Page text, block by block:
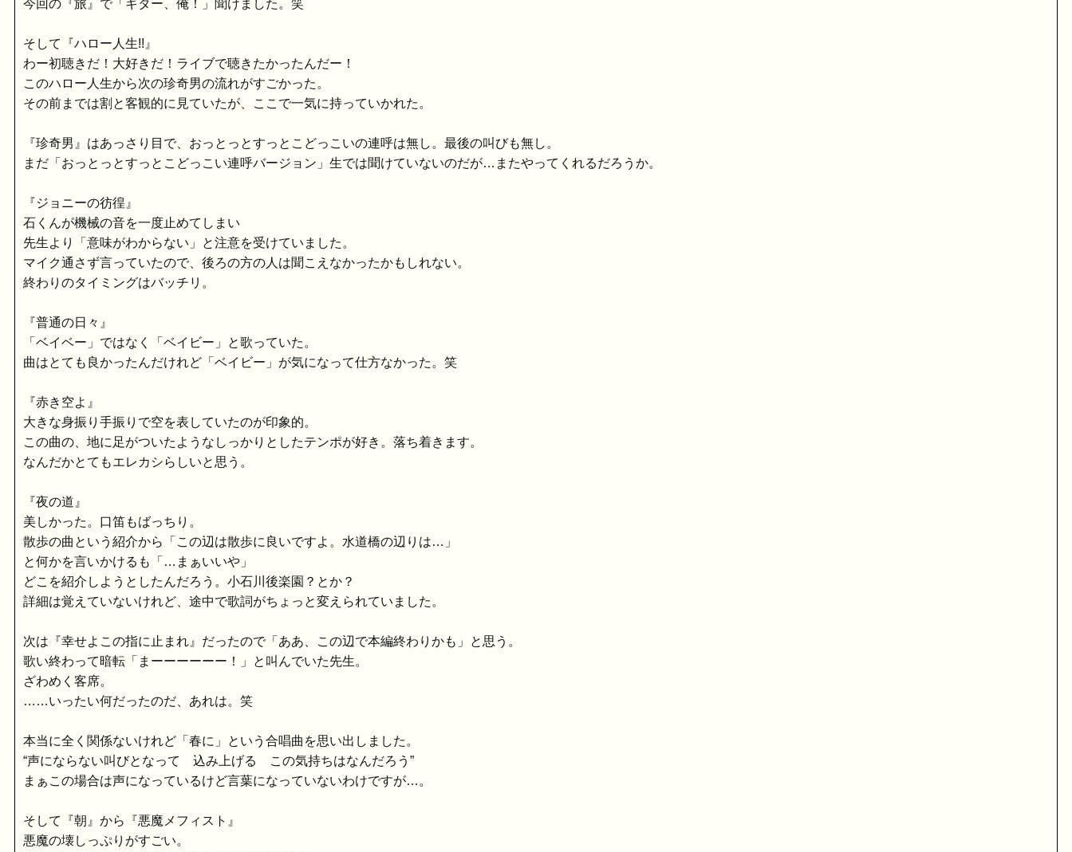
今回の『旅』で「ギター、俺！」聞けました。笑
そして『ハロー人生!!』
わー初聴きだ！大好きだ！ライブで聴きたかったんだー！
このハロー人生から次の珍奇男の流れがすごかった。
その前までは割と客観的に見ていたが、ここで一気に持っていかれた。
『珍奇男』はあっさり目で、おっとっとすっとこどっこいの連呼は無し。最後の叫びも無し。
まだ「おっとっとすっとこどっこい連呼バージョン」生では聞けていないのだが…またやってくれるだろうか。
『ジョニーの彷徨』
石くんが機械の音を一度止めてしまい
先生より「意味がわからない」と注意を受けていました。
マイク通さず言っていたので、後ろの方の人は聞こえなかったかもしれない。
終わりのタイミングはバッチリ。
『普通の日々』
「ベイベー」ではなく「ベイビー」と歌っていた。
曲はとても良かったんだけれど「ベイビー」が気になって仕方なかった。笑
『赤き空よ』
大きな身振り手振りで空を表していたのが印象的。
この曲の、地に足がついたようなしっかりとしたテンポが好き。落ち着きます。
なんだかとてもエレカシらしいと思う。
『夜の道』
美しかった。口笛もばっちり。
散歩の曲という紹介から「この辺は散歩に良いですよ。水道橋の辺りは…」
と何かを言いかけるも「…まぁいいや」
どこを紹介しようとしたんだろう。小石川後楽園？とか？
詳細は覚えていないけれど、途中で歌詞がちょっと変えられていました。
次は『幸せよこの指に止まれ』だったので「ああ、この辺で本編終わりかも」と思う。
歌い終わって暗転「まーーーーーー！」と叫んでいた先生。
ざわめく客席。
……いったい何だったのだ、あれは。笑
本当に全く関係ないけれど「春に」という合唱曲を思い出しました。
“声にならない叫びとなって 込み上げる この気持ちはなんだろう”
まぁこの場合は声になっているけど言葉になっていないわけですが…。
そして『朝』から『悪魔メフィスト』
悪魔の壊しっぷりがすごい。